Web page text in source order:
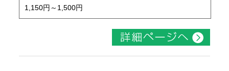
1,150円～1,500円